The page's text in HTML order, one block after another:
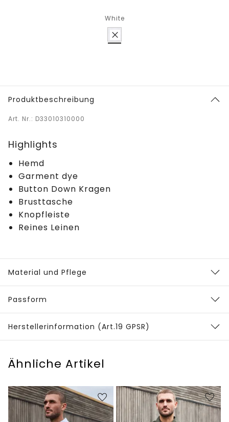
White
Produktbeschreibung
Art. Nr.: D33010310000
Highlights
Hemd
Garment dye
Button Down Kragen
Brusttasche
Knopfleiste
Reines Leinen
Material und Pflege
Passform
Herstellerinformation (Art.19 GPSR)
Ähnliche Artikel